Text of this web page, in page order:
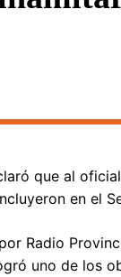
que al
en el
Radio
uno de los